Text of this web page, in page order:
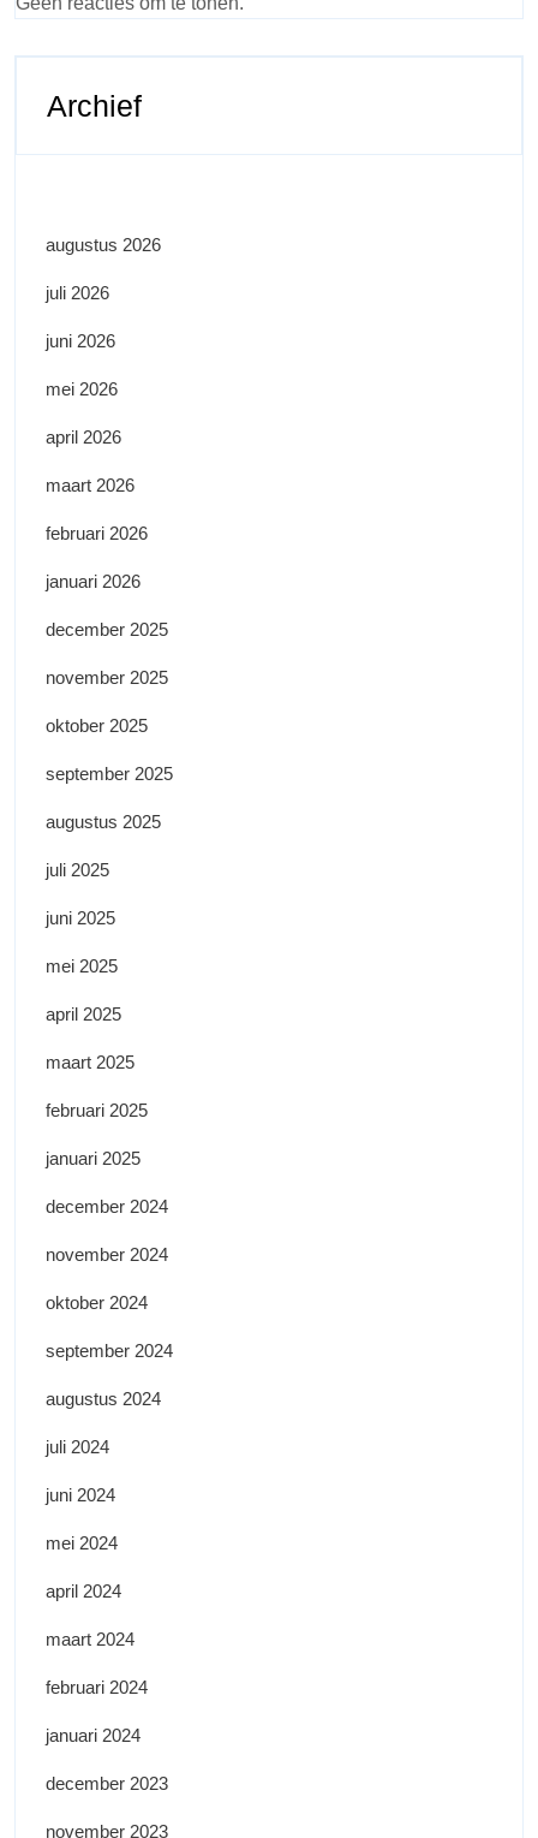
Archief
augustus 2026
juli 2026
juni 2026
mei 2026
april 2026
maart 2026
februari 2026
januari 2026
december 2025
november 2025
oktober 2025
september 2025
augustus 2025
juli 2025
juni 2025
mei 2025
april 2025
maart 2025
februari 2025
januari 2025
december 2024
november 2024
oktober 2024
september 2024
augustus 2024
juli 2024
juni 2024
mei 2024
april 2024
maart 2024
februari 2024
januari 2024
december 2023
november 2023